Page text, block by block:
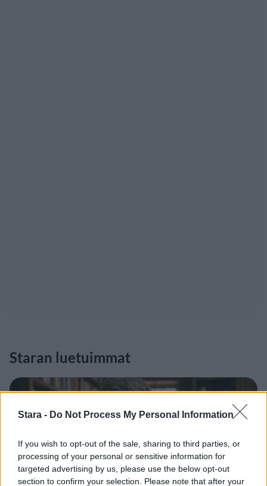
Stara - Do Not Process My Personal Information
If you wish to opt-out of the sale, sharing to third parties, or
processing of your personal or sensitive information for
targeted advertising by us, please use the below opt-out
section to confirm your selection. Please note that after your
Staran luetuimmat
1